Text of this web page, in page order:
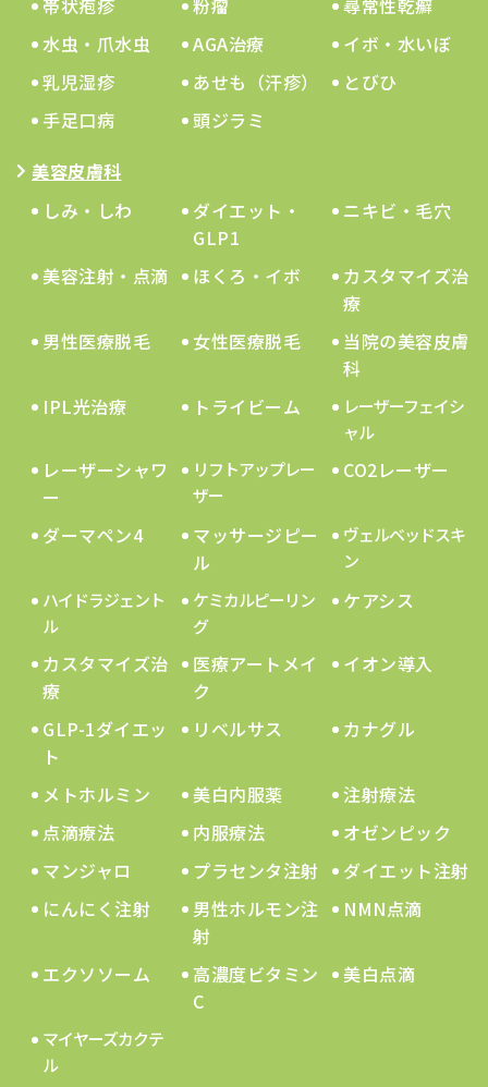
水虫・爪水虫
AGA治療
イボ・水いぼ
乳児湿疹
あせも（汗疹）
とびひ
手足口病
頭ジラミ
美容皮膚科
しみ・しわ
ダイエット・
GLP1
ニキビ・毛穴
美容注射・点滴 ほくろ・イボ
カスタマイズ治
療
男性医療脱毛
女性医療脱毛
当院の美容皮膚
科
IPL光治療
トライビーム
レーザーフェイシ
ャル
レーザーシャワ
ー
リフトアップレー
ザー
CO2レーザー
ダーマペン4
マッサージピー
ル
ヴェルベッドスキ
ン
ハイドラジェント
ル
ケミカルピーリン
グ
ケアシス
カスタマイズ治
療
医療アートメイ
ク
イオン導入
GLP-1ダイエッ
ト
リベルサス カナグル
メトホルミン 美白内服薬
注射療法
点滴療法
内服療法
オゼンピック
マンジャロ
プラセンタ注射
ダイエット注射
にんにく注射
男性ホルモン注
射
NMN点滴
エクソソーム
高濃度ビタミン
C
美白点滴
マイヤーズカクテ
ル